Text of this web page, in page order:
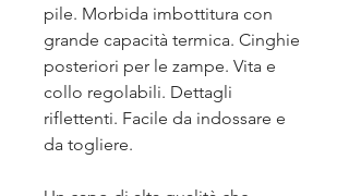
pile. Morbida imbottitura con
grande capacità termica. Cinghie
posteriori per le zampe. Vita e
collo regolabili. Dettagli
riflettenti. Facile da indossare e
da togliere.